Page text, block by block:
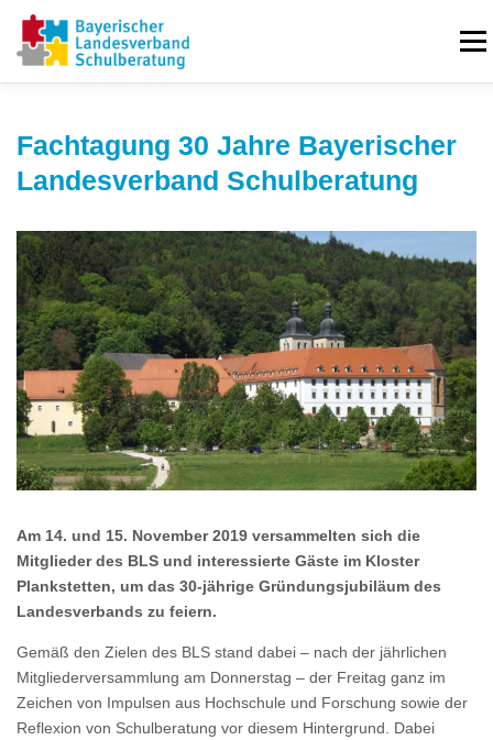
springen
Menü
Fachtagung 30 Jahre Bayerischer
Landesverband Schulberatung
Am 14. und 15. November 2019 versammelten sich die
Mitglieder des BLS und interessierte Gäste im Kloster
Plankstetten, um das 30-jährige Gründungsjubiläum des
Landesverbands zu feiern.
Gemäß den Zielen des BLS stand dabei – nach der jährlichen
Mitgliederversammlung am Donnerstag – der Freitag ganz im
Zeichen von Impulsen aus Hochschule und Forschung sowie der
Reflexion von Schulberatung vor diesem Hintergrund. Dabei